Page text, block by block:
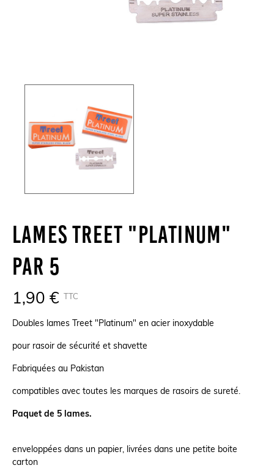
Lames Treet "Platinum"
Par 5
1,90 € TTC
Doubles lames Treet "Platinum" en acier inoxydable
pour rasoir de sécurité et shavette
Fabriquées au Pakistan
compatibles avec toutes les marques de rasoirs de sureté.
Paquet de 5 lames.
enveloppées dans un papier, livrées dans une petite boite
carton